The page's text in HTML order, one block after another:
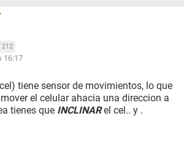
212
16:17
tiene sensor de movimientos, lo que
el celular ahacia una direccion a
tienes que INCLINARel cel.. y .